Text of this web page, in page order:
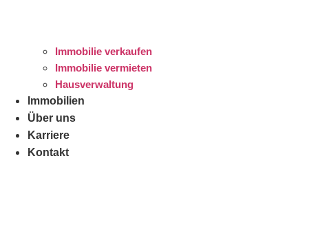
Immobilie verkaufen
Immobilie vermieten
Hausverwaltung
Immobilien
Über uns
Karriere
Kontakt